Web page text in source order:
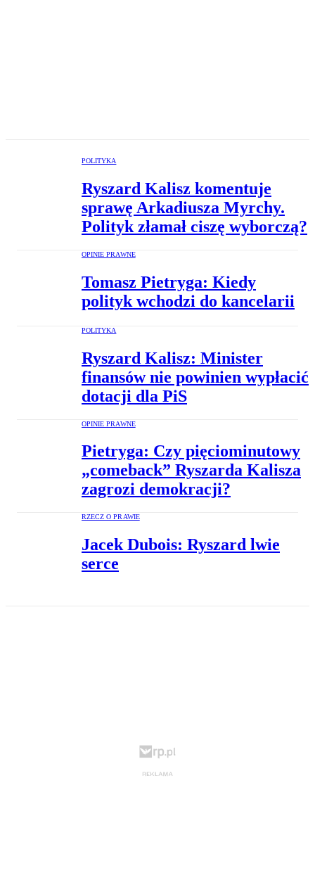
POLITYKA
Ryszard Kalisz komentuje
sprawę Arkadiusza Myrchy.
Polityk złamał ciszę wyborczą?
OPINIE PRAWNE
Tomasz Pietryga: Kiedy
polityk wchodzi do kancelarii
POLITYKA
Ryszard Kalisz: Minister
finansów nie powinien wypłacić
dotacji dla PiS
OPINIE PRAWNE
Pietryga: Czy pięciominutowy
„comeback” Ryszarda Kalisza
zagrozi demokracji?
RZECZ O PRAWIE
Jacek Dubois: Ryszard lwie
serce